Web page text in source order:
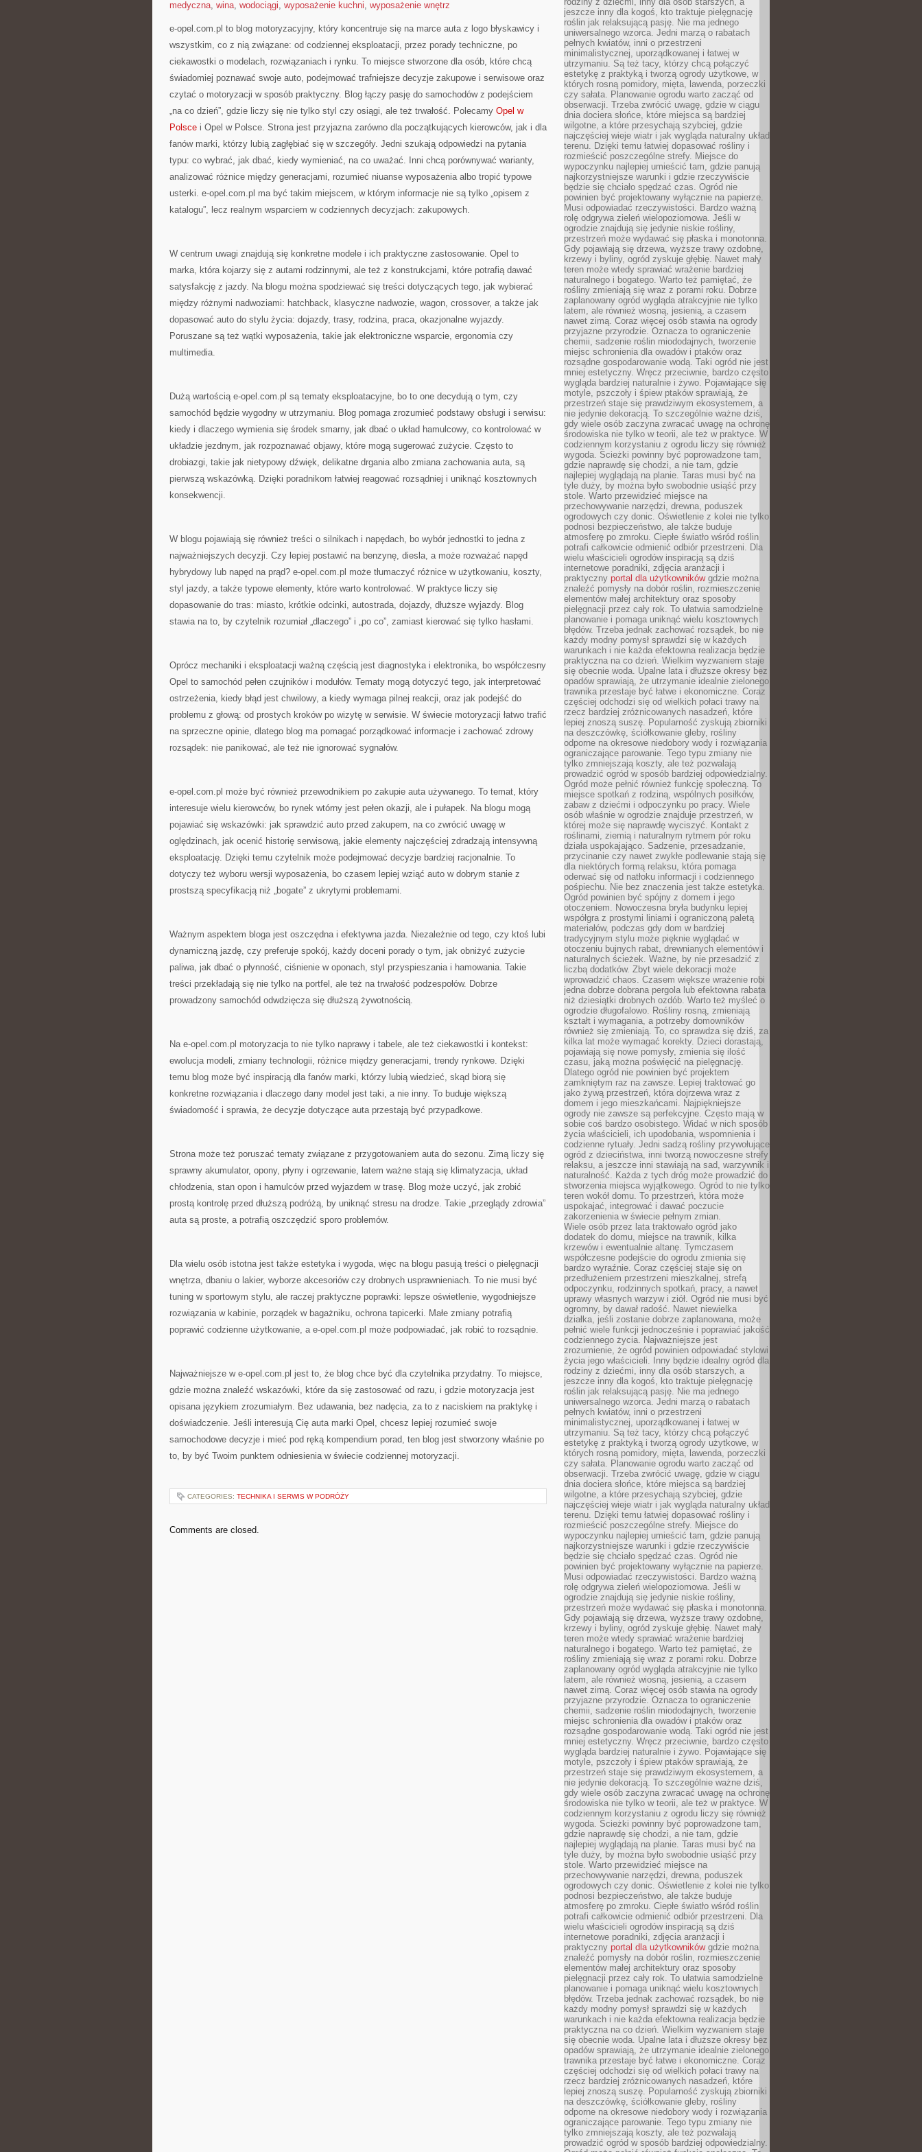
medyczna, wina, wodociągi, wyposażenie kuchni, wyposażenie wnętrz
e-opel.com.pl to blog motoryzacyjny, który koncentruje się na marce auta z logo błyskawicy i
wszystkim, co z nią związane: od codziennej eksploatacji, przez porady techniczne, po
ciekawostki o modelach, rozwiązaniach i rynku. To miejsce stworzone dla osób, które chcą
świadomiej poznawać swoje auto, podejmować trafniejsze decyzje zakupowe i serwisowe oraz
czytać o motoryzacji w sposób praktyczny. Blog łączy pasję do samochodów z podejściem
„na co dzień”, gdzie liczy się nie tylko styl czy osiągi, ale też trwałość. Polecamy Opel w
Polsce i Opel w Polsce. Strona jest przyjazna zarówno dla początkujących kierowców, jak i dla
fanów marki, którzy lubią zagłębiać się w szczegóły. Jedni szukają odpowiedzi na pytania
typu: co wybrać, jak dbać, kiedy wymieniać, na co uważać. Inni chcą porównywać warianty,
analizować różnice między generacjami, rozumieć niuanse wyposażenia albo tropić typowe
usterki. e-opel.com.pl ma być takim miejscem, w którym informacje nie są tylko „opisem z
katalogu”, lecz realnym wsparciem w codziennych decyzjach: zakupowych.
W centrum uwagi znajdują się konkretne modele i ich praktyczne zastosowanie. Opel to
marka, która kojarzy się z autami rodzinnymi, ale też z konstrukcjami, które potrafią dawać
satysfakcję z jazdy. Na blogu można spodziewać się treści dotyczących tego, jak wybierać
między różnymi nadwoziami: hatchback, klasyczne nadwozie, wagon, crossover, a także jak
dopasować auto do stylu życia: dojazdy, trasy, rodzina, praca, okazjonalne wyjazdy.
Poruszane są też wątki wyposażenia, takie jak elektroniczne wsparcie, ergonomia czy
multimedia.
Dużą wartością e-opel.com.pl są tematy eksploatacyjne, bo to one decydują o tym, czy
samochód będzie wygodny w utrzymaniu. Blog pomaga zrozumieć podstawy obsługi i serwisu:
kiedy i dlaczego wymienia się środek smarny, jak dbać o układ hamulcowy, co kontrolować w
układzie jezdnym, jak rozpoznawać objawy, które mogą sugerować zużycie. Często to
drobiazgi, takie jak nietypowy dźwięk, delikatne drgania albo zmiana zachowania auta, są
pierwszą wskazówką. Dzięki poradnikom łatwiej reagować rozsądniej i uniknąć kosztownych
konsekwencji.
W blogu pojawiają się również treści o silnikach i napędach, bo wybór jednostki to jedna z
najważniejszych decyzji. Czy lepiej postawić na benzynę, diesla, a może rozważać napęd
hybrydowy lub napęd na prąd? e-opel.com.pl może tłumaczyć różnice w użytkowaniu, koszty,
styl jazdy, a także typowe elementy, które warto kontrolować. W praktyce liczy się
dopasowanie do tras: miasto, krótkie odcinki, autostrada, dojazdy, dłuższe wyjazdy. Blog
stawia na to, by czytelnik rozumiał „dlaczego” i „po co”, zamiast kierować się tylko hasłami.
Oprócz mechaniki i eksploatacji ważną częścią jest diagnostyka i elektronika, bo współczesny
Opel to samochód pełen czujników i modułów. Tematy mogą dotyczyć tego, jak interpretować
ostrzeżenia, kiedy błąd jest chwilowy, a kiedy wymaga pilnej reakcji, oraz jak podejść do
problemu z głową: od prostych kroków po wizytę w serwisie. W świecie motoryzacji łatwo trafić
na sprzeczne opinie, dlatego blog ma pomagać porządkować informacje i zachować zdrowy
rozsądek: nie panikować, ale też nie ignorować sygnałów.
e-opel.com.pl może być również przewodnikiem po zakupie auta używanego. To temat, który
interesuje wielu kierowców, bo rynek wtórny jest pełen okazji, ale i pułapek. Na blogu mogą
pojawiać się wskazówki: jak sprawdzić auto przed zakupem, na co zwrócić uwagę w
oględzinach, jak ocenić historię serwisową, jakie elementy najczęściej zdradzają intensywną
eksploatację. Dzięki temu czytelnik może podejmować decyzje bardziej racjonalnie. To
dotyczy też wyboru wersji wyposażenia, bo czasem lepiej wziąć auto w dobrym stanie z
prostszą specyfikacją niż „bogate” z ukrytymi problemami.
Ważnym aspektem bloga jest oszczędna i efektywna jazda. Niezależnie od tego, czy ktoś lubi
dynamiczną jazdę, czy preferuje spokój, każdy doceni porady o tym, jak obniżyć zużycie
paliwa, jak dbać o płynność, ciśnienie w oponach, styl przyspieszania i hamowania. Takie
treści przekładają się nie tylko na portfel, ale też na trwałość podzespołów. Dobrze
prowadzony samochód odwdzięcza się dłuższą żywotnością.
Na e-opel.com.pl motoryzacja to nie tylko naprawy i tabele, ale też ciekawostki i kontekst:
ewolucja modeli, zmiany technologii, różnice między generacjami, trendy rynkowe. Dzięki
temu blog może być inspiracją dla fanów marki, którzy lubią wiedzieć, skąd biorą się
konkretne rozwiązania i dlaczego dany model jest taki, a nie inny. To buduje większą
świadomość i sprawia, że decyzje dotyczące auta przestają być przypadkowe.
Strona może też poruszać tematy związane z przygotowaniem auta do sezonu. Zimą liczy się
sprawny akumulator, opony, płyny i ogrzewanie, latem ważne stają się klimatyzacja, układ
chłodzenia, stan opon i hamulców przed wyjazdem w trasę. Blog może uczyć, jak zrobić
prostą kontrolę przed dłuższą podróżą, by uniknąć stresu na drodze. Takie „przeglądy zdrowia”
auta są proste, a potrafią oszczędzić sporo problemów.
Dla wielu osób istotna jest także estetyka i wygoda, więc na blogu pasują treści o pielęgnacji
wnętrza, dbaniu o lakier, wyborze akcesoriów czy drobnych usprawnieniach. To nie musi być
tuning w sportowym stylu, ale raczej praktyczne poprawki: lepsze oświetlenie, wygodniejsze
rozwiązania w kabinie, porządek w bagażniku, ochrona tapicerki. Małe zmiany potrafią
poprawić codzienne użytkowanie, a e-opel.com.pl może podpowiadać, jak robić to rozsądnie.
Najważniejsze w e-opel.com.pl jest to, że blog chce być dla czytelnika przydatny. To miejsce,
gdzie można znaleźć wskazówki, które da się zastosować od razu, i gdzie motoryzacja jest
opisana językiem zrozumiałym. Bez udawania, bez nadęcia, za to z naciskiem na praktykę i
doświadczenie. Jeśli interesują Cię auta marki Opel, chcesz lepiej rozumieć swoje
samochodowe decyzje i mieć pod ręką kompendium porad, ten blog jest stworzony właśnie po
to, by być Twoim punktem odniesienia w świecie codziennej motoryzacji.
CATEGORIES: TECHNIKA I SERWIS W PODRÓŻY
Comments are closed.
jeszcze inny dla kogoś, kto traktuje pielęgnację
roślin jak relaksującą pasję. Nie ma jednego
uniwersalnego wzorca. Jedni marzą o rabatach
pełnych kwiatów, inni o przestrzeni
minimalistycznej, uporządkowanej i łatwej w
utrzymaniu. Są też tacy, którzy chcą połączyć
estetykę z praktyką i tworzą ogrody użytkowe, w
których rosną pomidory, mięta, lawenda, porzeczki
czy sałata. Planowanie ogrodu warto zacząć od
obserwacji. Trzeba zwrócić uwagę, gdzie w ciągu
dnia dociera słońce, które miejsca są bardziej
wilgotne, a które przesychają szybciej, gdzie
najczęściej wieje wiatr i jak wygląda naturalny układ
terenu. Dzięki temu łatwiej dopasować rośliny i
rozmieścić poszczególne strefy. Miejsce do
wypoczynku najlepiej umieścić tam, gdzie panują
najkorzystniejsze warunki i gdzie rzeczywiście
będzie się chciało spędzać czas. Ogród nie
powinien być projektowany wyłącznie na papierze.
Musi odpowiadać rzeczywistości. Bardzo ważną
rolę odgrywa zieleń wielopoziomowa. Jeśli w
ogrodzie znajdują się jedynie niskie rośliny,
przestrzeń może wydawać się płaska i monotonna.
Gdy pojawiają się drzewa, wyższe trawy ozdobne,
krzewy i byliny, ogród zyskuje głębię. Nawet mały
teren może wtedy sprawiać wrażenie bardziej
naturalnego i bogatego. Warto też pamiętać, że
rośliny zmieniają się wraz z porami roku. Dobrze
zaplanowany ogród wygląda atrakcyjnie nie tylko
latem, ale również wiosną, jesienią, a czasem
nawet zimą. Coraz więcej osób stawia na ogrody
przyjazne przyrodzie. Oznacza to ograniczenie
chemii, sadzenie roślin miododajnych, tworzenie
miejsc schronienia dla owadów i ptaków oraz
rozsądne gospodarowanie wodą. Taki ogród nie jest
mniej estetyczny. Wręcz przeciwnie, bardzo często
wygląda bardziej naturalnie i żywo. Pojawiające się
motyle, pszczoły i śpiew ptaków sprawiają, że
przestrzeń staje się prawdziwym ekosystemem, a
nie jedynie dekoracją. To szczególnie ważne dziś,
gdy wiele osób zaczyna zwracać uwagę na ochronę
środowiska nie tylko w teorii, ale też w praktyce. W
codziennym korzystaniu z ogrodu liczy się również
wygoda. Ścieżki powinny być poprowadzone tam,
gdzie naprawdę się chodzi, a nie tam, gdzie
najlepiej wyglądają na planie. Taras musi być na
tyle duży, by można było swobodnie usiąść przy
stole. Warto przewidzieć miejsce na
przechowywanie narzędzi, drewna, poduszek
ogrodowych czy donic. Oświetlenie z kolei nie tylko
podnosi bezpieczeństwo, ale także buduje
atmosferę po zmroku. Ciepłe światło wśród roślin
potrafi całkowicie odmienić odbiór przestrzeni. Dla
wielu właścicieli ogrodów inspiracją są dziś
internetowe poradniki, zdjęcia aranżacji i
praktyczny portal dla użytkownikówgdzie można
znaleźć pomysły na dobór roślin, rozmieszczenie
elementów małej architektury oraz sposoby
pielęgnacji przez cały rok. To ułatwia samodzielne
planowanie i pomaga uniknąć wielu kosztownych
błędów. Trzeba jednak zachować rozsądek, bo nie
każdy modny pomysł sprawdzi się w każdych
warunkach i nie każda efektowna realizacja będzie
praktyczna na co dzień. Wielkim wyzwaniem staje
się obecnie woda. Upalne lata i dłuższe okresy bez
opadów sprawiają, że utrzymanie idealnie zielonego
trawnika przestaje być łatwe i ekonomiczne. Coraz
częściej odchodzi się od wielkich połaci trawy na
rzecz bardziej zróżnicowanych nasadzeń, które
lepiej znoszą suszę. Popularność zyskują zbiorniki
na deszczówkę, ściółkowanie gleby, rośliny
odporne na okresowe niedobory wody i rozwiązania
ograniczające parowanie. Tego typu zmiany nie
tylko zmniejszają koszty, ale też pozwalają
prowadzić ogród w sposób bardziej odpowiedzialny.
Ogród może pełnić również funkcję społeczną. To
miejsce spotkań z rodziną, wspólnych posiłków,
zabaw z dziećmi i odpoczynku po pracy. Wiele
osób właśnie w ogrodzie znajduje przestrzeń, w
której może się naprawdę wyciszyć. Kontakt z
roślinami, ziemią i naturalnym rytmem pór roku
działa uspokajająco. Sadzenie, przesadzanie,
przycinanie czy nawet zwykłe podlewanie stają się
dla niektórych formą relaksu, która pomaga
oderwać się od natłoku informacji i codziennego
pośpiechu. Nie bez znaczenia jest także estetyka.
Ogród powinien być spójny z domem i jego
otoczeniem. Nowoczesna bryła budynku lepiej
współgra z prostymi liniami i ograniczoną paletą
materiałów, podczas gdy dom w bardziej
tradycyjnym stylu może pięknie wyglądać w
otoczeniu bujnych rabat, drewnianych elementów i
naturalnych ścieżek. Ważne, by nie przesadzić z
liczbą dodatków. Zbyt wiele dekoracji może
wprowadzić chaos. Czasem większe wrażenie robi
jedna dobrze dobrana pergola lub efektowna rabata
niż dziesiątki drobnych ozdób. Warto też myśleć o
ogrodzie długofalowo. Rośliny rosną, zmieniają
kształt i wymagania, a potrzeby domowników
również się zmieniają. To, co sprawdza się dziś, za
kilka lat może wymagać korekty. Dzieci dorastają,
pojawiają się nowe pomysły, zmienia się ilość
czasu, jaką można poświęcić na pielęgnację.
Dlatego ogród nie powinien być projektem
zamkniętym raz na zawsze. Lepiej traktować go
jako żywą przestrzeń, która dojrzewa wraz z
domem i jego mieszkańcami. Najpiękniejsze
ogrody nie zawsze są perfekcyjne. Często mają w
sobie coś bardzo osobistego. Widać w nich sposób
życia właścicieli, ich upodobania, wspomnienia i
codzienne rytuały. Jedni sadzą rośliny przywołujące
ogród z dzieciństwa, inni tworzą nowoczesne strefy
relaksu, a jeszcze inni stawiają na sad, warzywnik i
naturalność. Każda z tych dróg może prowadzić do
stworzenia miejsca wyjątkowego. Ogród to nie tylko
teren wokół domu. To przestrzeń, która może
uspokajać, integrować i dawać poczucie
zakorzenienia w świecie pełnym zmian.
Wiele osób przez lata traktowało ogród jako
dodatek do domu, miejsce na trawnik, kilka
krzewów i ewentualnie altanę. Tymczasem
współczesne podejście do ogrodu zmienia się
bardzo wyraźnie. Coraz częściej staje się on
przedłużeniem przestrzeni mieszkalnej, strefą
odpoczynku, rodzinnych spotkań, pracy, a nawet
uprawy własnych warzyw i ziół. Ogród nie musi być
ogromny, by dawał radość. Nawet niewielka
działka, jeśli zostanie dobrze zaplanowana, może
pełnić wiele funkcji jednocześnie i poprawiać jakość
codziennego życia. Najważniejsze jest
zrozumienie, że ogród powinien odpowiadać stylowi
życia jego właścicieli. Inny będzie idealny ogród dla
rodziny z dziećmi, inny dla osób starszych, a
jeszcze inny dla kogoś, kto traktuje pielęgnację
roślin jak relaksującą pasję. Nie ma jednego
uniwersalnego wzorca. Jedni marzą o rabatach
pełnych kwiatów, inni o przestrzeni
minimalistycznej, uporządkowanej i łatwej w
utrzymaniu. Są też tacy, którzy chcą połączyć
estetykę z praktyką i tworzą ogrody użytkowe, w
których rosną pomidory, mięta, lawenda, porzeczki
czy sałata. Planowanie ogrodu warto zacząć od
obserwacji. Trzeba zwrócić uwagę, gdzie w ciągu
dnia dociera słońce, które miejsca są bardziej
wilgotne, a które przesychają szybciej, gdzie
najczęściej wieje wiatr i jak wygląda naturalny układ
terenu. Dzięki temu łatwiej dopasować rośliny i
rozmieścić poszczególne strefy. Miejsce do
wypoczynku najlepiej umieścić tam, gdzie panują
najkorzystniejsze warunki i gdzie rzeczywiście
będzie się chciało spędzać czas. Ogród nie
powinien być projektowany wyłącznie na papierze.
Musi odpowiadać rzeczywistości. Bardzo ważną
rolę odgrywa zieleń wielopoziomowa. Jeśli w
ogrodzie znajdują się jedynie niskie rośliny,
przestrzeń może wydawać się płaska i monotonna.
Gdy pojawiają się drzewa, wyższe trawy ozdobne,
krzewy i byliny, ogród zyskuje głębię. Nawet mały
teren może wtedy sprawiać wrażenie bardziej
naturalnego i bogatego. Warto też pamiętać, że
rośliny zmieniają się wraz z porami roku. Dobrze
zaplanowany ogród wygląda atrakcyjnie nie tylko
latem, ale również wiosną, jesienią, a czasem
nawet zimą. Coraz więcej osób stawia na ogrody
przyjazne przyrodzie. Oznacza to ograniczenie
chemii, sadzenie roślin miododajnych, tworzenie
miejsc schronienia dla owadów i ptaków oraz
rozsądne gospodarowanie wodą. Taki ogród nie jest
mniej estetyczny. Wręcz przeciwnie, bardzo często
wygląda bardziej naturalnie i żywo. Pojawiające się
motyle, pszczoły i śpiew ptaków sprawiają, że
przestrzeń staje się prawdziwym ekosystemem, a
nie jedynie dekoracją. To szczególnie ważne dziś,
gdy wiele osób zaczyna zwracać uwagę na ochronę
środowiska nie tylko w teorii, ale też w praktyce. W
codziennym korzystaniu z ogrodu liczy się również
wygoda. Ścieżki powinny być poprowadzone tam,
gdzie naprawdę się chodzi, a nie tam, gdzie
najlepiej wyglądają na planie. Taras musi być na
tyle duży, by można było swobodnie usiąść przy
stole. Warto przewidzieć miejsce na
przechowywanie narzędzi, drewna, poduszek
ogrodowych czy donic. Oświetlenie z kolei nie tylko
podnosi bezpieczeństwo, ale także buduje
atmosferę po zmroku. Ciepłe światło wśród roślin
potrafi całkowicie odmienić odbiór przestrzeni. Dla
wielu właścicieli ogrodów inspiracją są dziś
internetowe poradniki, zdjęcia aranżacji i
praktyczny portal dla użytkownikówgdzie można
znaleźć pomysły na dobór roślin, rozmieszczenie
elementów małej architektury oraz sposoby
pielęgnacji przez cały rok. To ułatwia samodzielne
planowanie i pomaga uniknąć wielu kosztownych
błędów. Trzeba jednak zachować rozsądek, bo nie
każdy modny pomysł sprawdzi się w każdych
warunkach i nie każda efektowna realizacja będzie
praktyczna na co dzień. Wielkim wyzwaniem staje
się obecnie woda. Upalne lata i dłuższe okresy bez
opadów sprawiają, że utrzymanie idealnie zielonego
trawnika przestaje być łatwe i ekonomiczne. Coraz
częściej odchodzi się od wielkich połaci trawy na
rzecz bardziej zróżnicowanych nasadzeń, które
lepiej znoszą suszę. Popularność zyskują zbiorniki
na deszczówkę, ściółkowanie gleby, rośliny
odporne na okresowe niedobory wody i rozwiązania
ograniczające parowanie. Tego typu zmiany nie
tylko zmniejszają koszty, ale też pozwalają
prowadzić ogród w sposób bardziej odpowiedzialny.